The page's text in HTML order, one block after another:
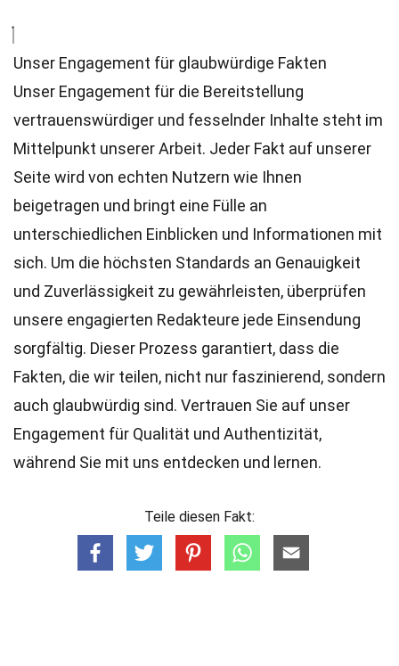
Unser Engagement für glaubwürdige Fakten
Unser Engagement für die Bereitstellung
vertrauenswürdiger und fesselnder Inhalte steht im
Mittelpunkt unserer Arbeit. Jeder Fakt auf unserer
Seite wird von echten Nutzern wie Ihnen
beigetragen und bringt eine Fülle an
unterschiedlichen Einblicken und Informationen mit
sich. Um die höchsten Standards an Genauigkeit
und Zuverlässigkeit zu gewährleisten, überprüfen
unsere engagierten Redakteure jede Einsendung
sorgfältig. Dieser Prozess garantiert, dass die
Fakten, die wir teilen, nicht nur faszinierend, sondern
auch glaubwürdig sind. Vertrauen Sie auf unser
Engagement für Qualität und Authentizität,
während Sie mit uns entdecken und lernen.
Teile diesen Fakt: